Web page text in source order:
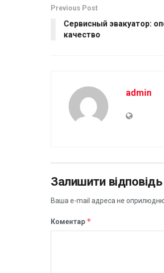
Previous Post
Сервисный эвакуатор:
качество
admin
Залишити відповідь
Ваша e-mail адреса не
Коментар *